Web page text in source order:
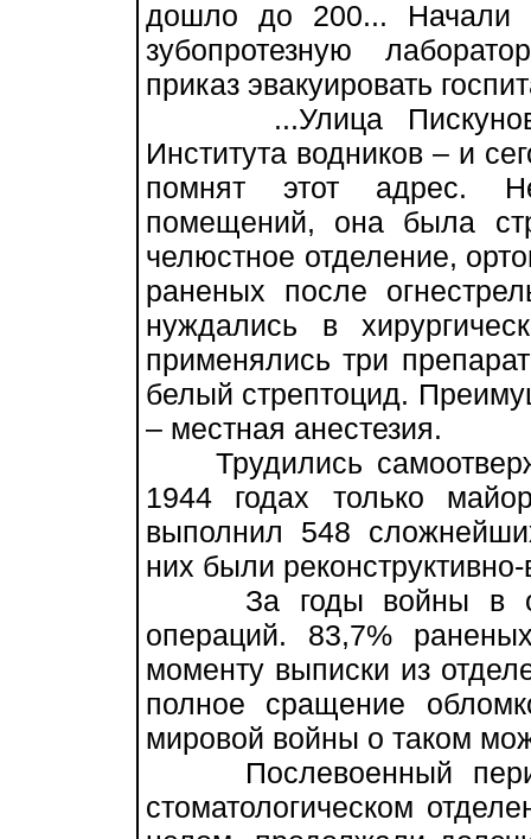
дошло до 200... Начали
зубопротезную
приказ эвакуировать
...Улица
Института водников – и
помнят этот адрес.
помещений, она была
челюстное отделение,
раненых после
нуждались в
применялись три
белый стрептоцид.
– местная анестезия.
Трудились
1944 годах только
выполнил 548
них были
За годы войны в
операций. 83,7%
моменту выписки из
полное сращение
мировой войны о таком
Послевоенный
стоматологическом